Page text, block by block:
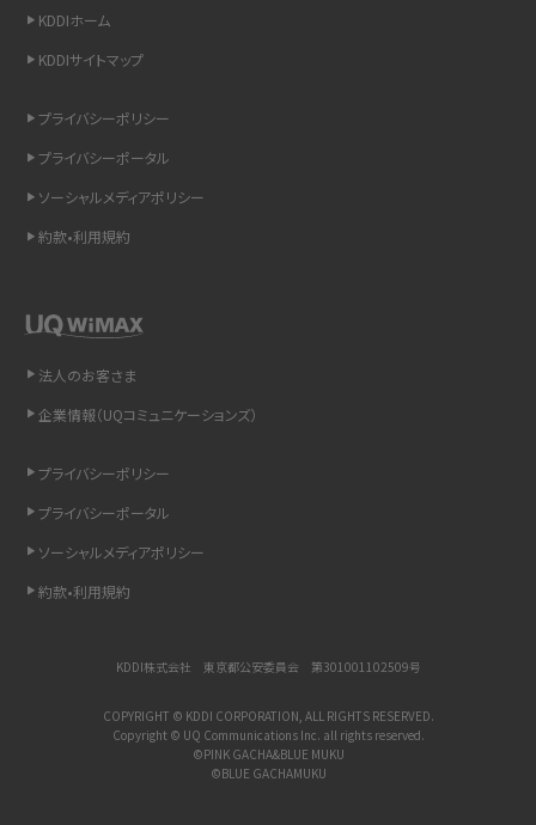
スマホのウィジェットとは？iPhone・Androidの設定方法やおススメを紹介
インスタのDMの送り方は？便利機能の使い方や注意点をわかりやすく解説
Bluetooth®とは？Wi-Fiとの違いやスマホ・PCとの接続方法を解説
「iPhoneを探す」の使い方と設定方法を紹介！ブラウザやアプリから探す方法を
Wi-Fiを快適に使うための速度はどれくらい？用途別の目安・回線ごとの平均を
着信拒否とは？設定方法やブロックした番号の確認方法を解説
iCloudとは？バックアップ設定方法や空き容量が足りない時の対処法を紹介
ASMRとは？意味や動画の種類、楽しみ方を紹介
KDDIホーム
KDDIサイトマップ
プライバシーポリシー
プライバシーポータル
ソーシャルメディアポリシー
約款•利用規約
法人のお客さま
企業情報（UQコミュニケーションズ）
プライバシーポリシー
プライバシーポータル
ソーシャルメディアポリシー
約款•利用規約
KDDI株式会社 東京都公安委員会 第301001102509号
COPYRIGHT © KDDI CORPORATION, ALL RIGHTS RESERVED.
Copyright © UQ Communications Inc. all rights reserved.
©PINK GACHA&BLUE MUKU
©BLUE GACHAMUKU